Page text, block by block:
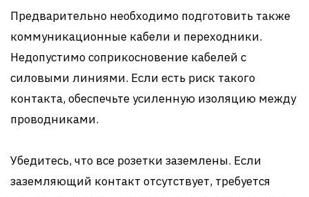
Предварительно необходимо подготовить также
коммуникационные кабели и переходники.
Недопустимо соприкосновение кабелей с
силовыми линиями. Если есть риск такого
контакта, обеспечьте усиленную изоляцию между
проводниками.
Убедитесь, что все розетки заземлены. Если
заземляющий контакт отсутствует, требуется